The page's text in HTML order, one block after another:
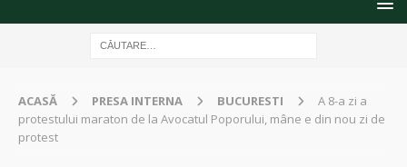
ACASĂ PRESA INTERNA BUCURESTI
A 8-a zi a
protestului maraton de la Avocatul Poporului, mâne e din nou zi de
protest